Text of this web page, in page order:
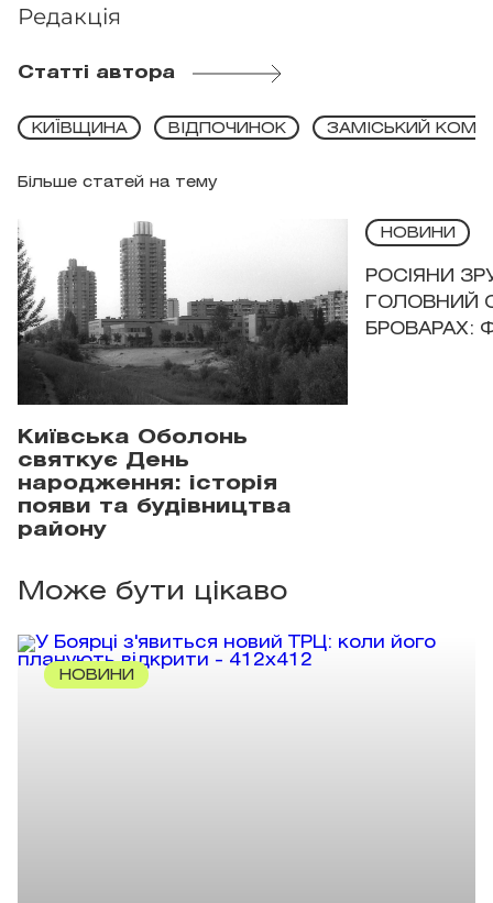
Редакція
Статті автора
Більше статей на тему
КИЇВЩИНА ВІДПОЧИНОК ЗАМІСЬКИЙ
Київська Оболонь
святкує День
народження: історія
появи та будівництва
району
НОВИНИ
РОСІЯНИ
ГОЛОВНИЙ
БРОВАРАХ:
Може бути цікаво
НОВИНИ